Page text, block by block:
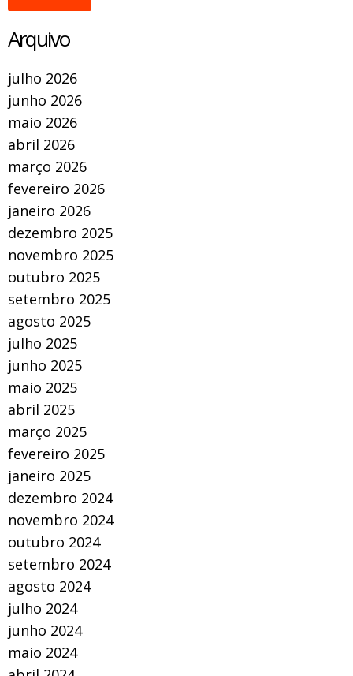
Arquivo
julho 2026
junho 2026
maio 2026
abril 2026
março 2026
fevereiro 2026
janeiro 2026
dezembro 2025
novembro 2025
outubro 2025
setembro 2025
agosto 2025
julho 2025
junho 2025
maio 2025
abril 2025
março 2025
fevereiro 2025
janeiro 2025
dezembro 2024
novembro 2024
outubro 2024
setembro 2024
agosto 2024
julho 2024
junho 2024
maio 2024